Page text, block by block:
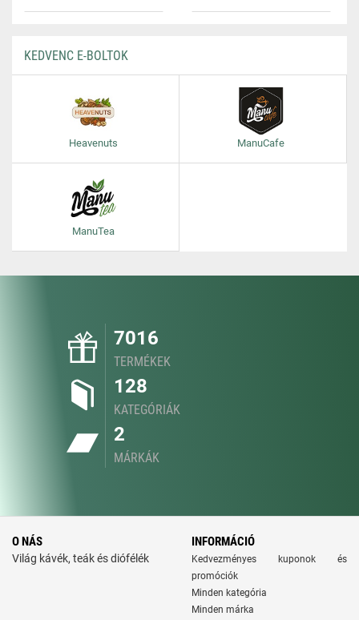
KEDVENC E-BOLTOK
Heavenuts ManuCafe
ManuTea
7016
TERMÉKEK
128
KATEGÓRIÁK
2
MÁRKÁK
O NÁS
Világ kávék, teák és diófélék
INFORMÁCIÓ
Kedvezményes kuponok és
promóciók
Minden kategória
Minden márka